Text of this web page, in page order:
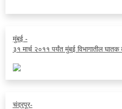
मुंबई -
३१ मार्च २०११ पर्यंत मुंबई विभागातील घातक
चंद्रपूर-